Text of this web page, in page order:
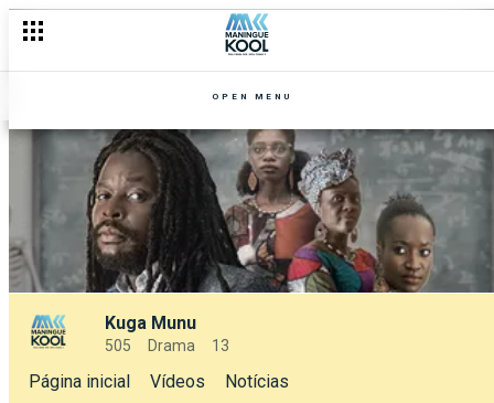
OPEN MENU
Kuga Munu
505 Drama 13
Página inicial Vídeos Notícias